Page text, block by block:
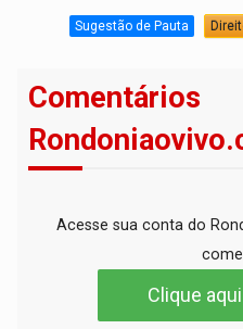
Sugestão de Pauta
Comentários
Acesse sua conta do
Clique